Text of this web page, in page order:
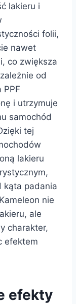
lakieru i
folii,
nawet
co zwiększa
od
PPF
i utrzymuje
samochód
tej
lakieru
kąta padania
nie
ale
charakter,
efektem
efekty